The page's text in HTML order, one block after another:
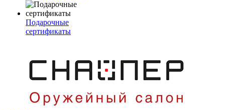
Подарочные
сертификаты